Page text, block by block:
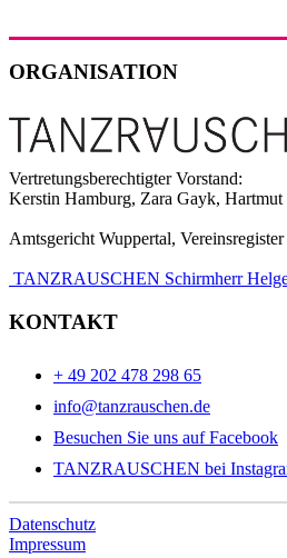
ORGANISATION
Vertretungsberechtigter Vorstand:
Kerstin Hamburg, Zara Gayk,
Amtsgericht Wuppertal,
TANZRAUSCHEN Schirmherr
KONTAKT
+ 49 202 478 298 65
info@tanzrauschen.de
Besuchen Sie uns auf Facebook
TANZRAUSCHEN bei
Datenschutz
Impressum